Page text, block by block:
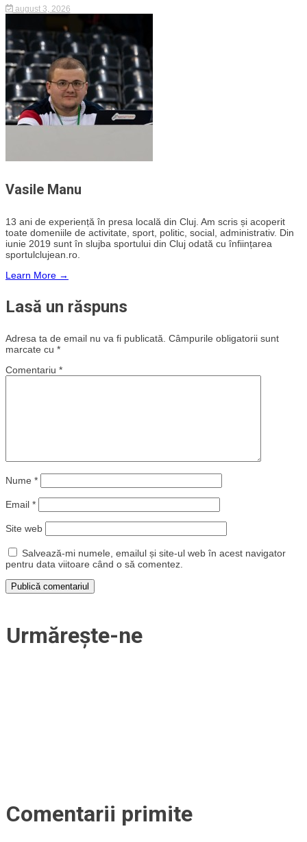
august 3, 2026
Vasile Manu
13 ani de experiență în presa locală din Cluj. Am scris și acoperit
toate domeniile de activitate, sport, politic, social, administrativ. Din
iunie 2019 sunt în slujba sportului din Cluj odată cu înființarea
sportulclujean.ro.
Learn More →
Lasă un răspuns
Adresa ta de email nu va fi publicată. Câmpurile obligatorii sunt
marcate cu *
Comentariu *
Nume *
Email *
Site web
Salvează-mi numele, emailul și site-ul web în acest navigator
pentru data viitoare când o să comentez.
Urmărește-ne
Comentarii primite